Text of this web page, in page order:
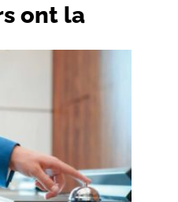
ont la